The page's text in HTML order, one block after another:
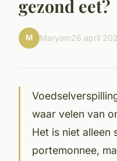
gezond eet?
M Maryam26 april
waar velen van
Het is niet alleen
portemonnee,